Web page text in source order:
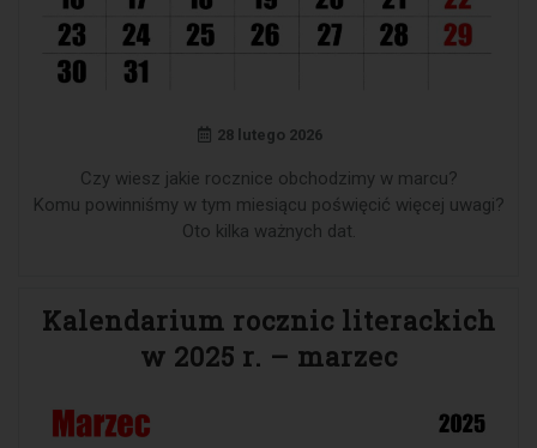
28 lutego 2026
Czy wiesz jakie rocznice obchodzimy w marcu?
Komu powinniśmy w tym miesiącu poświęcić więcej uwagi?
Oto kilka ważnych dat.
Kalendarium rocznic literackich
w 2025 r. – marzec